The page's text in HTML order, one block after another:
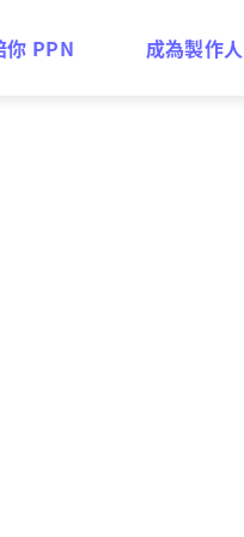
你 PPN 成為製作人